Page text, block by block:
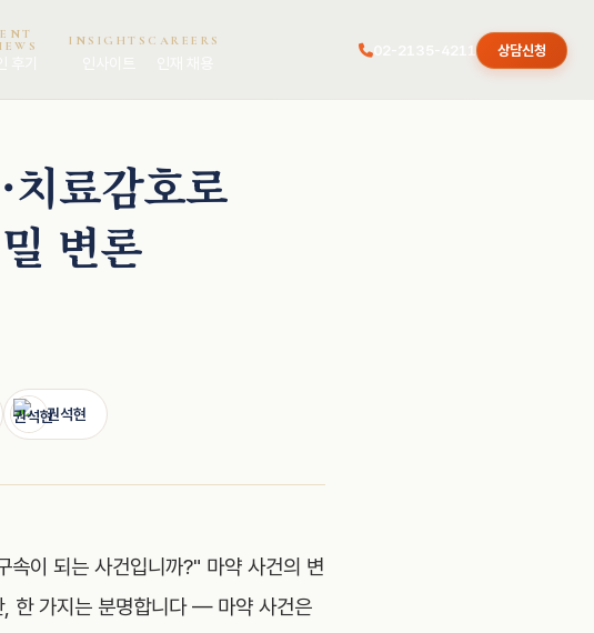
INSIGHTS CAREERS
02-2135-4211 상담신청
료감호로
변론
권석현
속이 되는 사건입니까?" 마약 사건의 변
, 한 가지는 분명합니다 — 마약 사건은